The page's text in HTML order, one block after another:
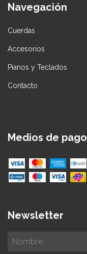
Navegación
Cuerdas
Accesorios
Pianos y Teclados
Contacto
Medios de pago
Newsletter